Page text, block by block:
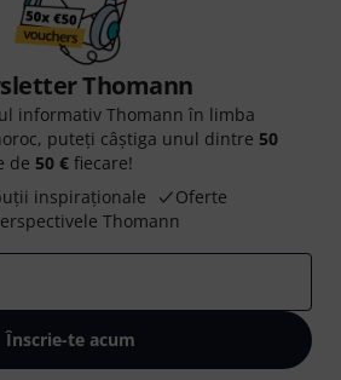
Thomann
informativ Thomann în limba
puteți câștiga unul dintre 50
de 50 € fiecare!
inspiraționale
Oferte
Thomann
Înscrie-te acum